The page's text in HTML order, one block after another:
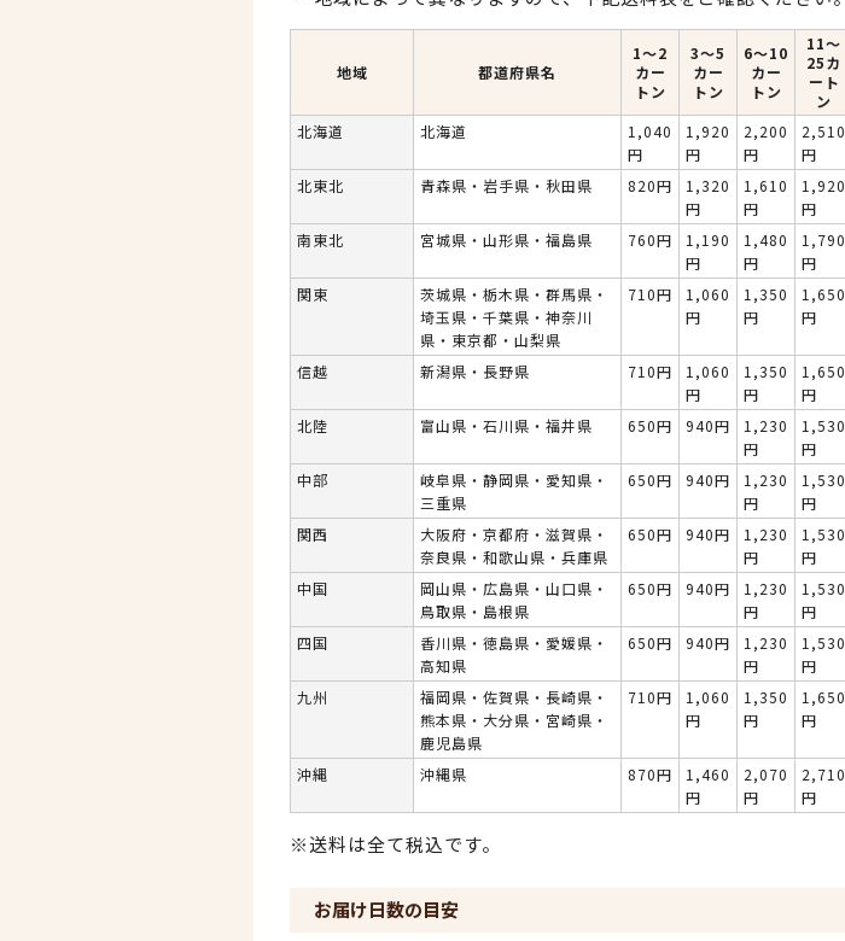
地域 都道府県名
1〜2
カー
トン
3〜5
カー
トン
6〜10
カー
トン
11～
25カ
ート
ン
北海道
北海道
1,040
円
1,920
円
2,200
円
2,510
円
北東北
青森県・岩手県・秋田県 820円
1,320
円
1,610
円
1,920
円
南東北
宮城県・山形県・福島県 760円
1,190
円
1,480
円
1,790
円
関東
茨城県・栃木県・群馬県・
埼玉県・千葉県・神奈川
県・東京都・山梨県
710円
1,060
円
1,350
円
1,650
円
信越 新潟県・長野県 710円
1,060
円
1,350
円
1,650
円
北陸
富山県・石川県・福井県 650円 940円
1,230
円
1,530
円
中部
岐阜県・静岡県・愛知県・
三重県
650円 940円
1,230
円
1,530
円
関西
大阪府・京都府・滋賀県・
奈良県・和歌山県・兵庫県
650円 940円
1,230
円
1,530
円
中国
岡山県・広島県・山口県・
鳥取県・島根県
650円 940円
1,230
円
1,530
円
四国
香川県・徳島県・愛媛県・
高知県
650円 940円
1,230
円
1,530
円
九州
福岡県・佐賀県・長崎県・
熊本県・大分県・宮崎県・
鹿児島県
710円
1,060
円
1,350
円
1,650
円
沖縄 沖縄県 870円
1,460
円
2,070
円
2,710
円
※送料は全て税込です。
お届け日数の目安